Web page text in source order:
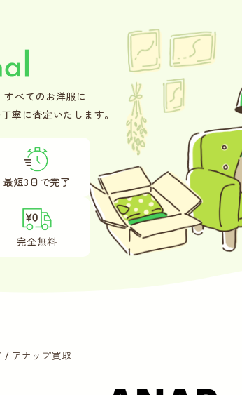
すべてのお洋服に
寧に査定いたします。
最短3日で完了
完全無料
アナップ買取